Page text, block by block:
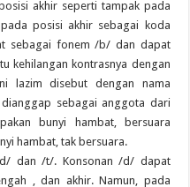
akhir seperti tampak pada
posisi akhir sebagai koda
sebagai fonem /b/ dan dapat
kehilangan kontrasnya dengan
lazim disebut dengan nama
sebagai anggota dari
bunyi hambat, bersuara
hambat, tak bersuara.
dan /t/. Konsonan /d/ dapat
, dan akhir. Namun, pada